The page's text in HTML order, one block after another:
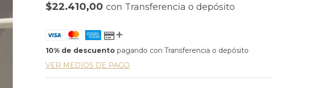
$22.410,00con Transferencia o depósito
10% de descuento pagando con Transferencia o depósito
VER MEDIOS DE PAGO